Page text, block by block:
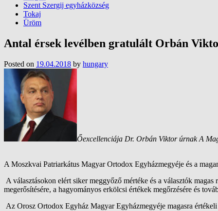
Szent Szergij egyházközség
Tokaj
Üröm
Antal érsek levélben gratulált Orbán
Posted on 19.04.2018 by hungary
Őexcellenciája Dr. Orbán Viktor úrnak A
A Moszkvai Patriarkátus Magyar Ortodox Egyházmegyéje és a
A választásokon elért siker meggyőző mértéke és a választók
megerősítésére, a hagyományos erkölcsi értékek megőrzésére és
Az Orosz Ortodox Egyház Magyar Egyházmegyéje magasra